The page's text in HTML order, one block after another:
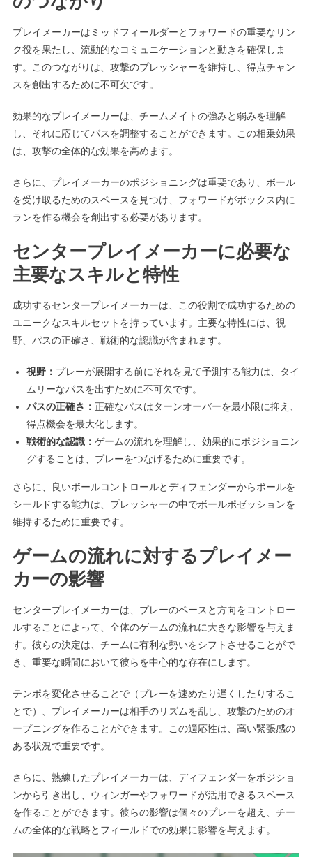
プレイメーカーはミッドフィールダーとフォワードの重要なリン
ク役を果たし、流動的なコミュニケーションと動きを確保しま
す。このつながりは、攻撃のプレッシャーを維持し、得点チャン
スを創出するために不可欠です。
効果的なプレイメーカーは、チームメイトの強みと弱みを理解
し、それに応じてパスを調整することができます。この相乗効果
は、攻撃の全体的な効果を高めます。
さらに、プレイメーカーのポジショニングは重要であり、ボール
を受け取るためのスペースを見つけ、フォワードがボックス内に
ランを作る機会を創出する必要があります。
センタープレイメーカーに必要な
主要なスキルと特性
成功するセンタープレイメーカーは、この役割で成功するための
ユニークなスキルセットを持っています。主要な特性には、視
野、パスの正確さ、戦術的な認識が含まれます。
視野： プレーが展開する前にそれを見て予測する能力は、タイ
ムリーなパスを出すために不可欠です。
パスの正確さ： 正確なパスはターンオーバーを最小限に抑え、
得点機会を最大化します。
戦術的な認識： ゲームの流れを理解し、効果的にポジショニン
グすることは、プレーをつなげるために重要です。
さらに、良いボールコントロールとディフェンダーからボールを
シールドする能力は、プレッシャーの中でボールポゼッションを
維持するために重要です。
ゲームの流れに対するプレイメー
カーの影響
センタープレイメーカーは、プレーのペースと方向をコントロー
ルすることによって、全体のゲームの流れに大きな影響を与えま
す。彼らの決定は、チームに有利な勢いをシフトさせることがで
き、重要な瞬間において彼らを中心的な存在にします。
テンポを変化させることで（プレーを速めたり遅くしたりするこ
とで）、プレイメーカーは相手のリズムを乱し、攻撃のためのオ
ープニングを作ることができます。この適応性は、高い緊張感の
ある状況で重要です。
さらに、熟練したプレイメーカーは、ディフェンダーをポジショ
ンから引き出し、ウィンガーやフォワードが活用できるスペース
を作ることができます。彼らの影響は個々のプレーを超え、チー
ムの全体的な戦略とフィールドでの効果に影響を与えます。